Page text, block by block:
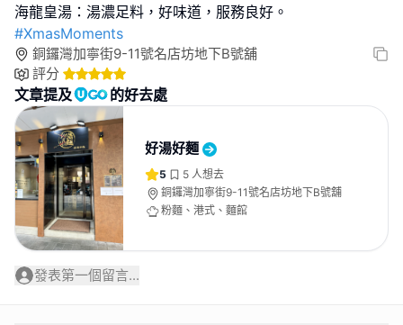
#XmasMoments
銅鑼灣加寧街9-11號名店坊地下B號舖
評分
文章提及 的好去處
好湯好麵
5 5 人想去
銅鑼灣加寧街9-11號名店坊地下B號舖
粉麵、港式、麵館
發表第一個留言...